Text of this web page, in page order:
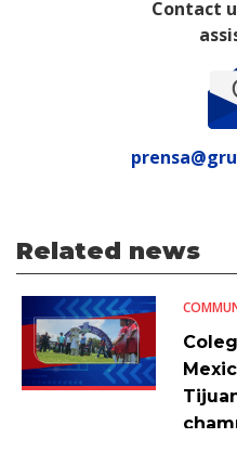
Contact
Related news